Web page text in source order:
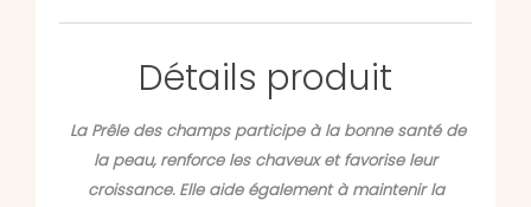
Détails produit
La Prêle des champs participe à la bonne santé de
la peau, renforce les chaveux et favorise leur
croissance. Elle aide également à maintenir la